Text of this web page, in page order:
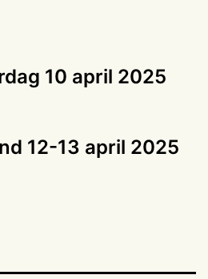
10 april 2025
12-13 april 2025